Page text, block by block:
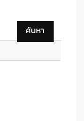
ค้นหา